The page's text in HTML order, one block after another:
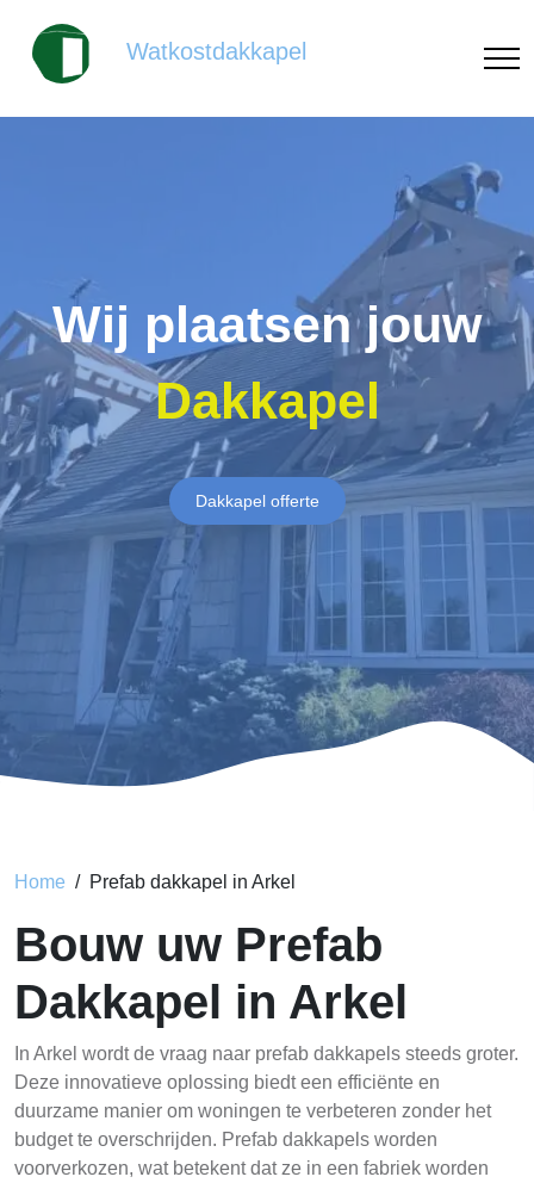
Watkostdakkapel
Wij plaatsen jouw
Dakkapel
Dakkapel offerte
Home Prefab dakkapel in Arkel
Bouw uw Prefab
Dakkapel in Arkel
In Arkel wordt de vraag naar prefab dakkapels steeds groter.
Deze innovatieve oplossing biedt een efficiënte en
duurzame manier om woningen te verbeteren zonder het
budget te overschrijden. Prefab dakkapels worden
voorverkozen, wat betekent dat ze in een fabriek worden